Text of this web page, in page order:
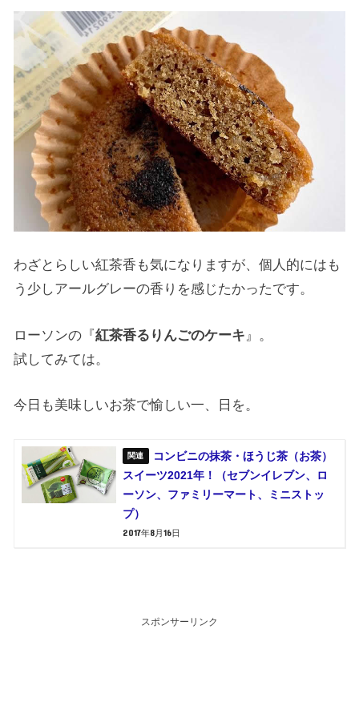
わざとらしい紅茶香も気になりますが、個人的にはも
う少しアールグレーの香りを感じたかったです。
ローソンの『紅茶香るりんごのケーキ 』。
試してみては。
今日も美味しいお茶で愉しい一、日を。
コンビニの抹茶・ほうじ茶（お茶）
スイーツ2021年！（セブンイレブン、ロ
ーソン、ファミリーマート、ミニストッ
プ）
2017年8月16日
スポンサーリンク